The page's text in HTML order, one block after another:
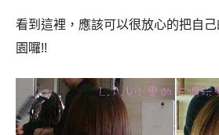
看到這裡，應該可以很放心的把自
園囉!!